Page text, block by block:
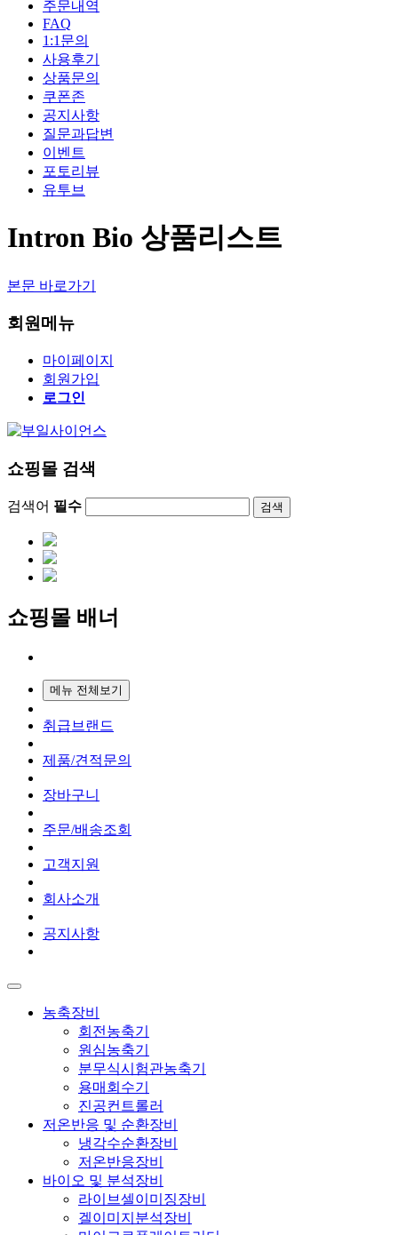
주문내역
FAQ
1:1문의
사용후기
상품문의
쿠폰존
공지사항
질문과답변
이벤트
포토리뷰
유투브
Intron Bio 상품리스트
본문 바로가기
회원메뉴
마이페이지
회원가입
로그인
쇼핑몰 검색
검색어 필수 검색
쇼핑몰 배너
메뉴 전체보기
취급브랜드
제품/견적문의
장바구니
주문/배송조회
고객지원
회사소개
공지사항
농축장비
회전농축기
원심농축기
분무식시험관농축기
용매회수기
진공컨트롤러
저온반응 및 순환장비
냉각수순환장비
저온반응장비
바이오 및 분석장비
라이브셀이미징장비
겔이미지분석장비